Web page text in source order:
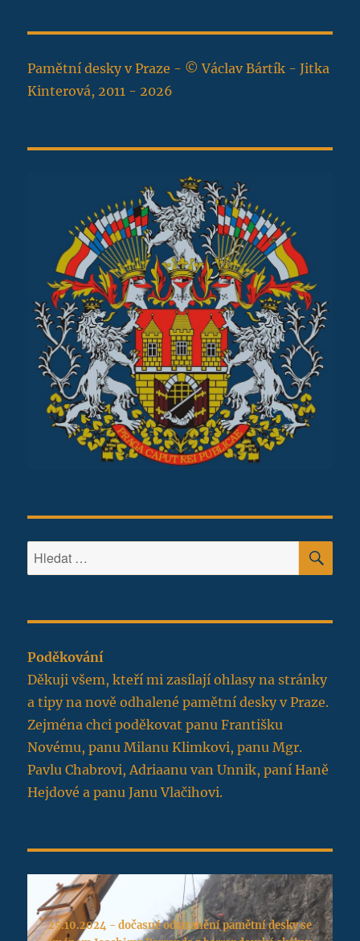
Pamětní desky v Praze - © Václav Bártík - Jitka
Kinterová, 2011 - 2026
Hledat:
Poděkování
Děkuji všem, kteří mi zasílají ohlasy na stránky
a tipy na nově odhalené pamětní desky v Praze.
Zejména chci poděkovat panu Františku
Novému, panu Milanu Klimkovi, panu Mgr.
Pavlu Chabrovi, Adriaanu van Unnik, paní Haně
Hejdové a panu Janu Vlačihovi.
25.10.2024 - dočasné odstranění pamětní desky se